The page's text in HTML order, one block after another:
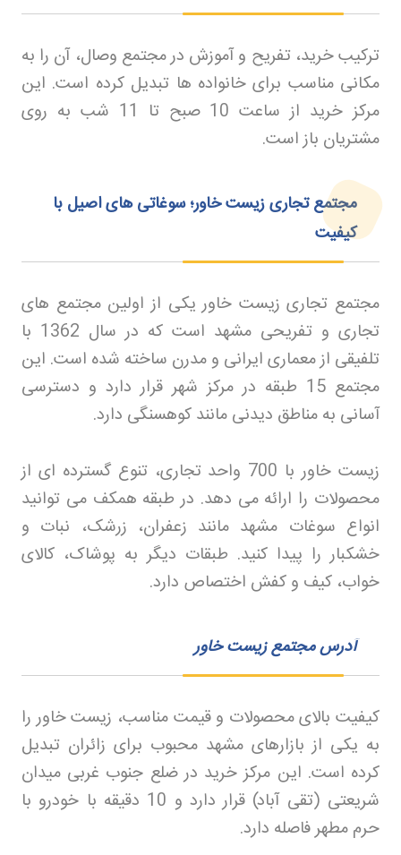
ترکیب خرید، تفریح و آموزش در مجتمع وصال، آن را به
مکانی مناسب برای خانواده ها تبدیل کرده است. این
مرکز خرید از ساعت 10 صبح تا 11 شب به روی
مشتریان باز است.
مجتمع تجاری زیست خاور؛ سوغاتی های اصیل با
کیفیت
مجتمع تجاری زیست خاور یکی از اولین مجتمع های
تجاری و تفریحی مشهد است که در سال 1362 با
تلفیقی از معماری ایرانی و مدرن ساخته شده است. این
مجتمع 15 طبقه در مرکز شهر قرار دارد و دسترسی
آسانی به مناطق دیدنی مانند کوهسنگی دارد.
زیست خاور با 700 واحد تجاری، تنوع گسترده ای از
محصولات را ارائه می دهد. در طبقه همکف می توانید
انواع سوغات مشهد مانند زعفران، زرشک، نبات و
خشکبار را پیدا کنید. طبقات دیگر به پوشاک، کالای
خواب، کیف و کفش اختصاص دارد.
آدرس مجتمع زیست خاور
کیفیت بالای محصولات و قیمت مناسب، زیست خاور را
به یکی از بازارهای مشهد محبوب برای زائران تبدیل
کرده است. این مرکز خرید در ضلع جنوب غربی میدان
شریعتی (تقی آباد) قرار دارد و 10 دقیقه با خودرو با
حرم مطهر فاصله دارد.